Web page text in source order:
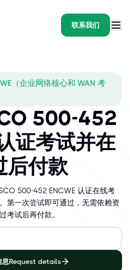
联系我们
（企业网络核心和 WAN 考
500-452
证考试并在
后付款
500-452 ENCWE 认证在线考
第一次尝试即可通过，无需依赖资
考试后再付款。
息Request details